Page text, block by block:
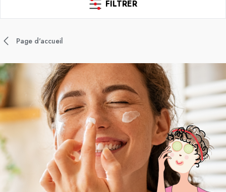
FILTRER
Page d'accueil